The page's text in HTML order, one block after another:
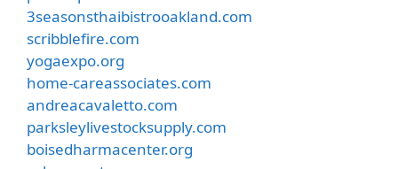
3seasonsthaibistrooakland.com
scribblefire.com
yogaexpo.org
home-careassociates.com
andreacavaletto.com
parksleylivestocksupply.com
boisedharmacenter.org